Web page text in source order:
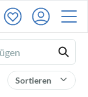
Sortieren